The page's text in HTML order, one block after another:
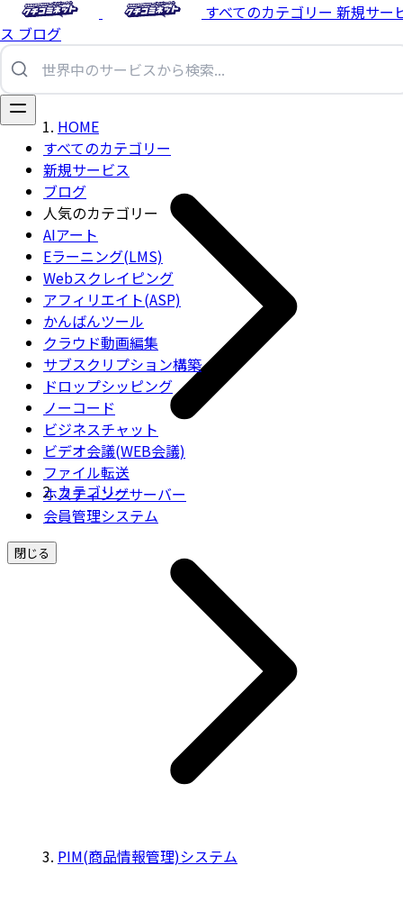
すべてのカテゴリー 新規サー
ス ブログ
すべてのカテゴリー
新規サービス
ブログ
人気のカテゴリー
AIアート
Eラーニング(LMS)
Webスクレイピング
アフィリエイト(ASP)
かんばんツール
クラウド動画編集
サブスクリプション構築
ドロップシッピング
ノーコード
ビジネスチャット
ビデオ会議(WEB会議)
ファイル転送
ホスティングサーバー
会員管理システム
閉じる
HOME
カテゴリー
PIM(商品情報管理)システム